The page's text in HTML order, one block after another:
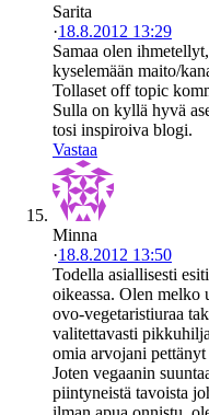
Sarita
·18.8.2012 13:29
Samaa olen
kyselemään maito/
Tollaset off topic
Sulla on kyllä hyvä
tosi inspiroiva blogi.
Vastaa
Minna
·18.8.2012 13:50
Todella asiallisesti
oikeassa. Olen melko
ovo-vegetaristiuraa
valitettavasti
omia arvojani
Joten vegaanin
piintyneistä tavoista